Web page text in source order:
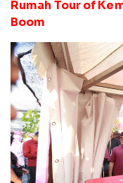
Rumah Tour of
Boom